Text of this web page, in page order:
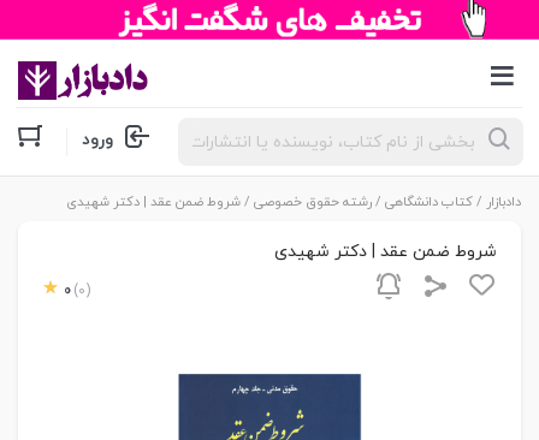
جستجوی
محصولات ورود
دادبازار /کتاب دانشگاهی /رشته حقوق خصوصی / شروط ضمن عقد | دکتر شهیدی
شروط ضمن عقد | دکتر شهیدی
0 (0)